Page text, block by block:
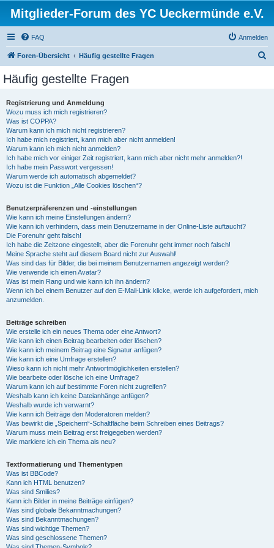
Mitglieder-Forum des YC Ueckermünde e.V.
FAQ Anmelden
Foren-Übersicht Häufig gestellte Fragen
Häufig gestellte Fragen
Registrierung und Anmeldung
Wozu muss ich mich registrieren?
Was ist COPPA?
Warum kann ich mich nicht registrieren?
Ich habe mich registriert, kann mich aber nicht anmelden!
Warum kann ich mich nicht anmelden?
Ich habe mich vor einiger Zeit registriert, kann mich aber nicht mehr anmelden?!
Ich habe mein Passwort vergessen!
Warum werde ich automatisch abgemeldet?
Wozu ist die Funktion „Alle Cookies löschen“?
Benutzerpräferenzen und -einstellungen
Wie kann ich meine Einstellungen ändern?
Wie kann ich verhindern, dass mein Benutzername in der Online-Liste auftaucht?
Die Forenuhr geht falsch!
Ich habe die Zeitzone eingestellt, aber die Forenuhr geht immer noch falsch!
Meine Sprache steht auf diesem Board nicht zur Auswahl!
Was sind das für Bilder, die bei meinem Benutzernamen angezeigt werden?
Wie verwende ich einen Avatar?
Was ist mein Rang und wie kann ich ihn ändern?
Wenn ich bei einem Benutzer auf den E-Mail-Link klicke, werde ich aufgefordert, mich
anzumelden.
Beiträge schreiben
Wie erstelle ich ein neues Thema oder eine Antwort?
Wie kann ich einen Beitrag bearbeiten oder löschen?
Wie kann ich meinem Beitrag eine Signatur anfügen?
Wie kann ich eine Umfrage erstellen?
Wieso kann ich nicht mehr Antwortmöglichkeiten erstellen?
Wie bearbeite oder lösche ich eine Umfrage?
Warum kann ich auf bestimmte Foren nicht zugreifen?
Weshalb kann ich keine Dateianhänge anfügen?
Weshalb wurde ich verwarnt?
Wie kann ich Beiträge den Moderatoren melden?
Was bewirkt die „Speichern“-Schaltfläche beim Schreiben eines Beitrags?
Warum muss mein Beitrag erst freigegeben werden?
Wie markiere ich ein Thema als neu?
Textformatierung und Thementypen
Was ist BBCode?
Kann ich HTML benutzen?
Was sind Smilies?
Kann ich Bilder in meine Beiträge einfügen?
Was sind globale Bekanntmachungen?
Was sind Bekanntmachungen?
Was sind wichtige Themen?
Was sind geschlossene Themen?